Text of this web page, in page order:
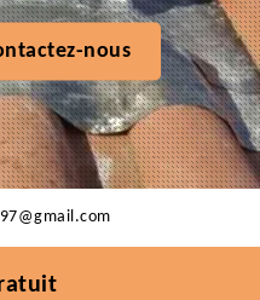
nous